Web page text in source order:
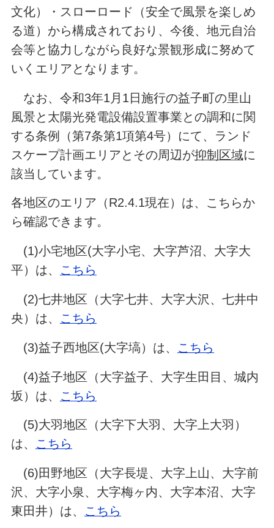
文化）・スローロード（安全で風景を楽しめ
る道）から構成されており、今後、地元自治
会等と協力しながら良好な景観形成に努めて
いくエリアとなります。
なお、令和3年1月1日施行の益子町の里山
風景と太陽光発電設備設置事業との調和に関
する条例（第7条第1項第4号）にて、ランド
スケープ計画エリアとその周辺が抑制区域に
該当しています。
各地区のエリア（R2.4.1現在）は、こちらか
ら確認できます。
(1)小宅地区(大字小宅、大字芦沼、大字大
平）は、 こちら
(2)七井地区（大字七井、大字大沢、七井中
央）は、 こちら
(3)益子西地区(大字塙）は、 こちら
(4)益子地区（大字益子、大字生田目、城内
坂）は、 こちら
(5)大羽地区（大字下大羽、大字上大羽）
は、 こちら
(6)田野地区（大字長堤、大字上山、大字前
沢、大字小泉、大字梅ヶ内、大字本沼、大字
東田井）は、 こちら